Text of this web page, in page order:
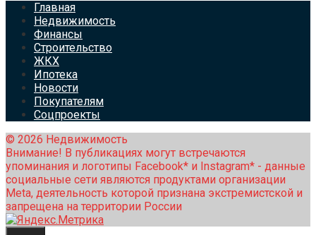
Главная
Недвижимость
Финансы
Строительство
ЖКХ
Ипотека
Новости
Покупателям
Соцпроекты
© 2026 Недвижимость
Внимание! В публикациях могут встречаются
упоминания и логотипы Facebook* и Instagram* - данные
социальные сети являются продуктами организации
Meta, деятельность которой признана экстремистской и
запрещена на территории России